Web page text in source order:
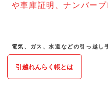
や車庫証明、ナンバー
電気、ガス、水道などの引っ越し
引越れんらく帳とは